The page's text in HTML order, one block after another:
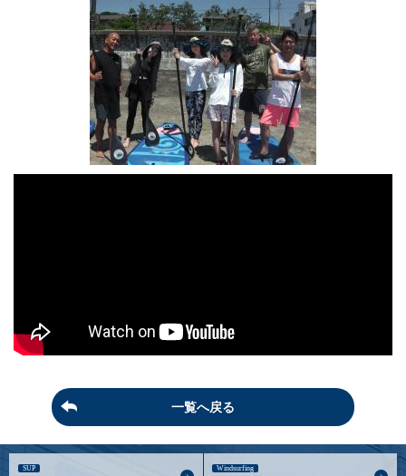
一覧へ戻る
SUP Windsurfing